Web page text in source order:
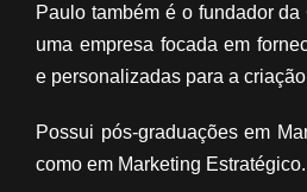
Paulo também é o fundador
uma empresa focada em
e personalizadas para a
Possui pós-graduações em
como em Marketing Estratégico.